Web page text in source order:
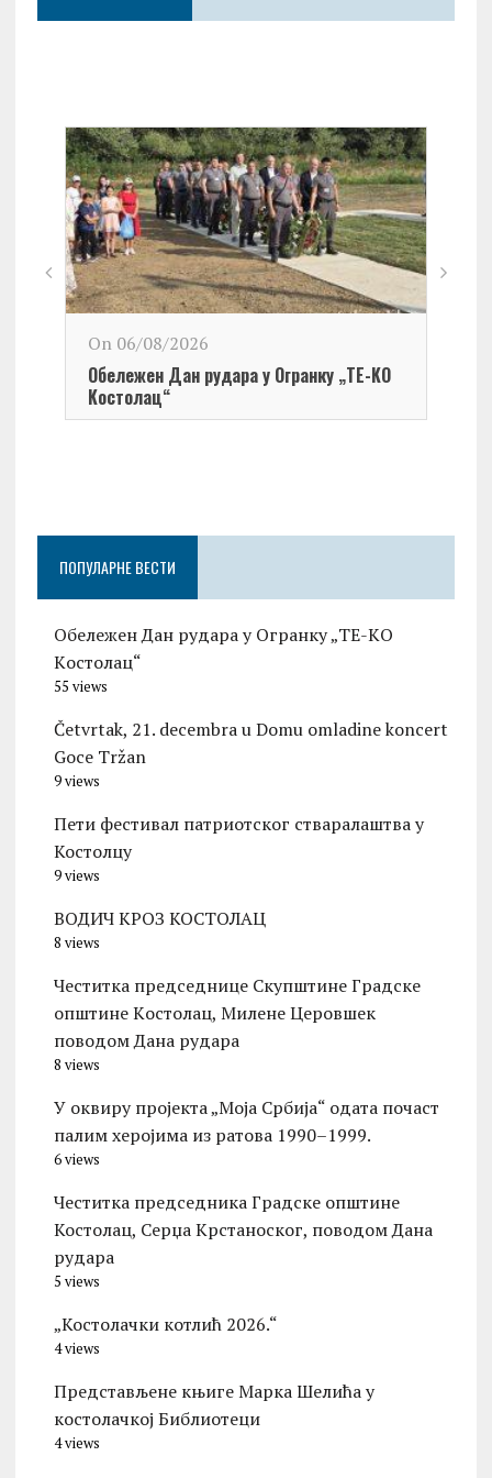
On 06/08/2026
Обележен Дан рудара у Огранку „ТЕ-KО
Kостолац“
ПОПУЛАРНЕ ВЕСТИ
Обележен Дан рудара у Огранку „ТЕ-KО
Kостолац“
55 views
Četvrtak, 21. decembra u Domu omladine koncert
Goce Tržan
9 views
Пети фестивал патриотског стваралаштва у
Костолцу
9 views
ВОДИЧ КРОЗ КОСТОЛАЦ
8 views
Честитка председнице Скупштине Градске
општине Kостолац, Милене Церовшек
поводом Дана рудара
8 views
У оквиру пројекта „Моја Србија“ одата почаст
палим херојима из ратова 1990–1999.
6 views
Честитка председника Градске општине
Костолац, Серџа Крстаноског, поводом Дана
рудара
5 views
„Костолачки котлић 2026.“
4 views
Представљене књиге Марка Шелића у
костолачкој Библиотеци
4 views